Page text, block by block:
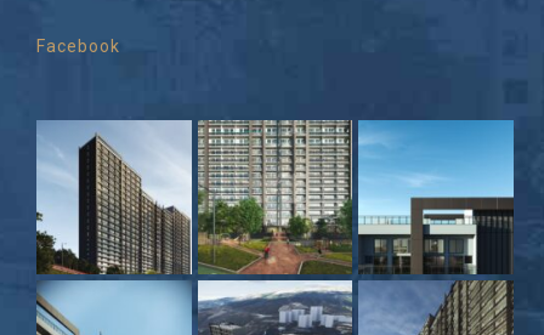
Facebook